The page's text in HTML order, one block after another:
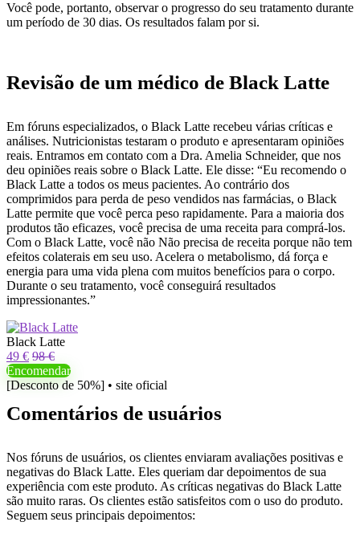
Você pode, portanto, observar o progresso do seu tratamento durante
um período de 30 dias. Os resultados falam por si.
Revisão de um médico de Black Latte
Em fóruns especializados, o Black Latte recebeu várias críticas e
análises. Nutricionistas testaram o produto e apresentaram opiniões
reais. Entramos em contato com a Dra. Amelia Schneider, que nos
deu opiniões reais sobre o Black Latte. Ele disse: “Eu recomendo o
Black Latte a todos os meus pacientes. Ao contrário dos
comprimidos para perda de peso vendidos nas farmácias, o Black
Latte permite que você perca peso rapidamente. Para a maioria dos
produtos tão eficazes, você precisa de uma receita para comprá-los.
Com o Black Latte, você não Não precisa de receita porque não tem
efeitos colaterais em seu uso. Acelera o metabolismo, dá força e
energia para uma vida plena com muitos benefícios para o corpo.
Durante o seu tratamento, você conseguirá resultados
impressionantes.”
Black Latte
49 € 98 €
Encomendar
[Desconto de 50%] • site oficial
Comentários de usuários
Nos fóruns de usuários, os clientes enviaram avaliações positivas e
negativas do Black Latte. Eles queriam dar depoimentos de sua
experiência com este produto. As críticas negativas do Black Latte
são muito raras. Os clientes estão satisfeitos com o uso do produto.
Seguem seus principais depoimentos: